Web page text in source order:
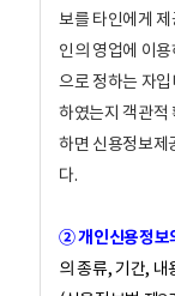
보를 타인에게
인의 영업에 이
으로 정하는 자
하였는지 객관적
하면 신용정보
다.
② 개인신용정보
의 종류, 기간,